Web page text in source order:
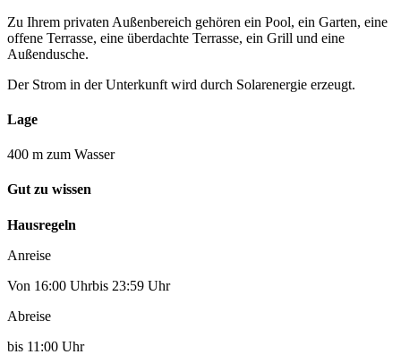
Zu Ihrem privaten Außenbereich gehören ein Pool, ein Garten, eine
offene Terrasse, eine überdachte Terrasse, ein Grill und eine
Außendusche.
Der Strom in der Unterkunft wird durch Solarenergie erzeugt.
Lage
400 m zum Wasser
Gut zu wissen
Hausregeln
Anreise
Von 16:00 Uhrbis 23:59 Uhr
Abreise
bis 11:00 Uhr